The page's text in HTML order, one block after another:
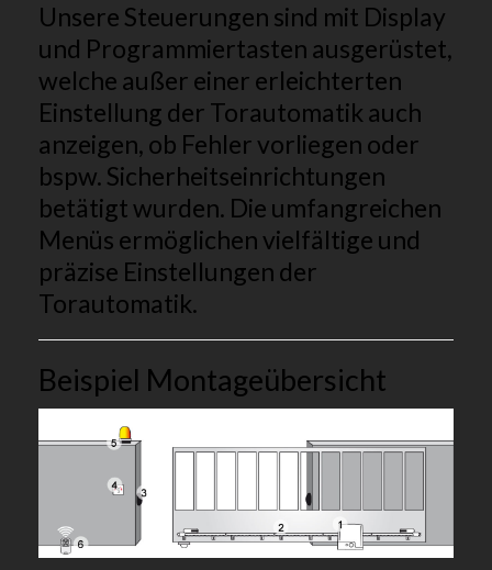
Unsere Steuerungen sind mit Display
und Programmiertasten ausgerüstet,
welche außer einer erleichterten
Einstellung der Torautomatik auch
anzeigen, ob Fehler vorliegen oder
bspw. Sicherheitseinrichtungen
betätigt wurden. Die umfangreichen
Menüs ermöglichen vielfältige und
präzise Einstellungen der
Torautomatik.
Beispiel Montageübersicht